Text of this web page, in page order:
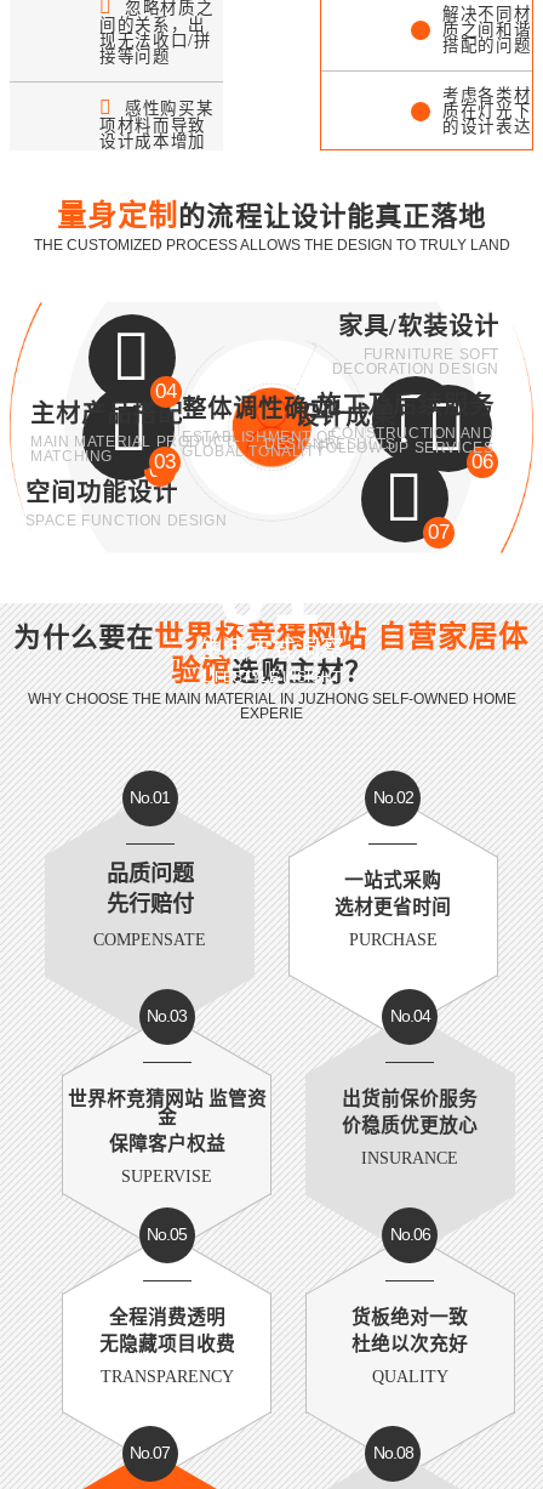
忽略材质之
间的关系，出
现无法收口/拼
接等问题
感性购买某
项材料而导致
设计成本增加
解决不同材
质之间和谐
搭配的问题
考虑各类材
质在灯光下
的设计表达
口落地处理
量身定制 的流程让设计能真正落地
THE CUSTOMIZED PROCESS ALLOWS THE DESIGN TO TRULY LAND
02
空间功能设计
SPACE FUNCTION DESIGN
03
整体调性确立
ESTABLISHMENT OF
GLOBAL TONALITY
04
主材产品搭配
MAIN MATERIAL PRODUCT
MATCHING
家具/软装设计
FURNITURE SOFT
DECORATION DESIGN
05
设计成果
DESIGNRESULTS
06
施工及后续服务
CONSTRUCTION AND
FOLLOW-UP SERVICES
07
01
生活方式洞察
LIFESTYLE INSIGHT
为什么要在世界杯竞猜网站 自营家居体
验馆选购主材？
WHY CHOOSE THE MAIN MATERIAL IN JUZHONG SELF-OWNED HOME
EXPERIE
No.01
品质问题
先行赔付
COMPENSATE
No.02
一站式采购
选材更省时间
PURCHASE
No.03
世界杯竞猜网站 监管资
金
保障客户权益
SUPERVISE
No.04
出货前保价服务
价稳质优更放心
INSURANCE
No.05
全程消费透明
无隐藏项目收费
TRANSPARENCY
No.06
货板绝对一致
杜绝以次充好
QUALITY
No.07 No.08